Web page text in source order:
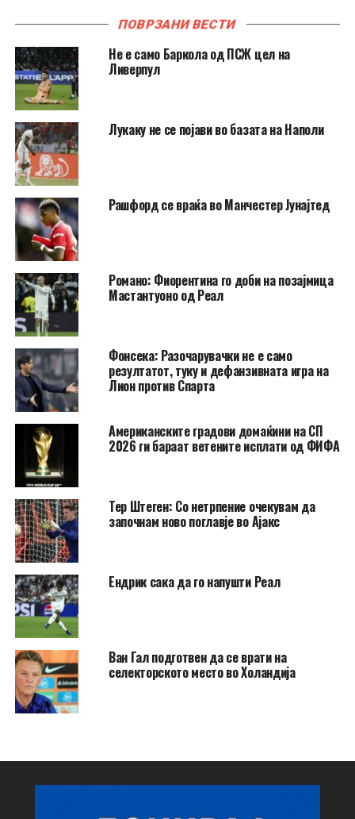
ПОВРЗАНИ ВЕСТИ
Не e само Баркола од ПСЖ цел на
Ливерпул
Лукаку не се појави во базата на Наполи
Рашфорд се враќа во Манчестер Јунајтед
Романо: Фиорентина го доби на позајмица
Мастантуоно од Реал
Фонсека: Разочарувачки не е само
резултатот, туку и дефанзивната игра на
Лион против Спарта
Американските градови домаќини на СП
2026 ги бараат ветените исплати од ФИФА
Тер Штеген: Со нетрпение очекувам да
започнам ново поглавје во Ајакс
Ендрик сака да го напушти Реал
Ван Гал подготвен да се врати на
селекторското место во Холандија